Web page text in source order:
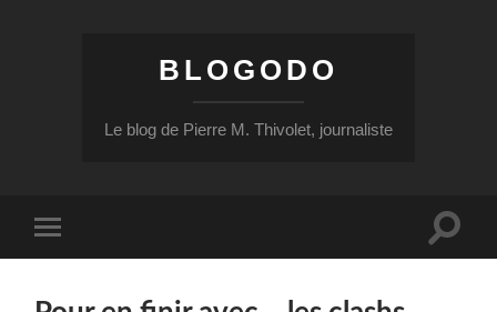
BLOGODO
Le blog de Pierre M. Thivolet, journaliste
mobile
Toggle